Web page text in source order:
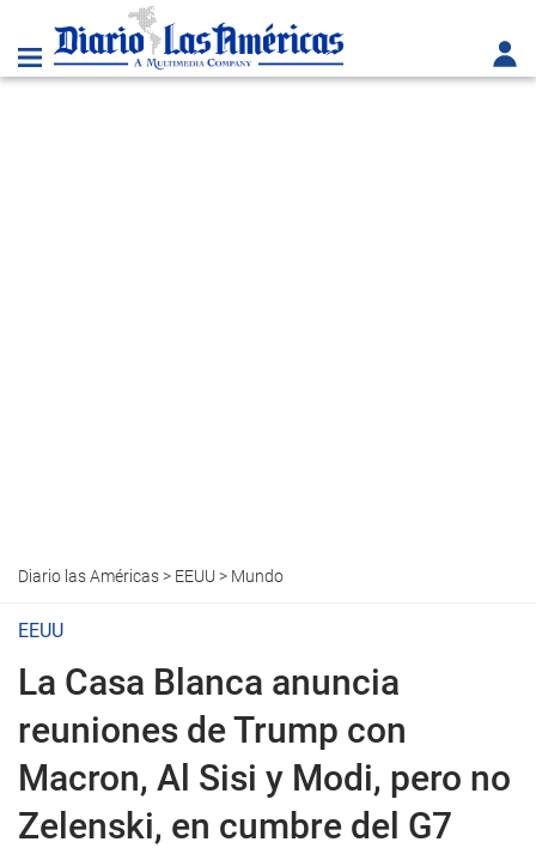
Diario las Américas> EEUU > Mundo
EEUU
La Casa Blanca anuncia
reuniones de Trump con
Macron, Al Sisi y Modi, pero no
Zelenski, en cumbre del G7